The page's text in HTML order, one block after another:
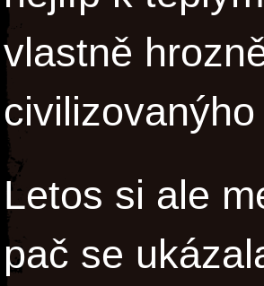
vlastně
Letos si ale
pač se